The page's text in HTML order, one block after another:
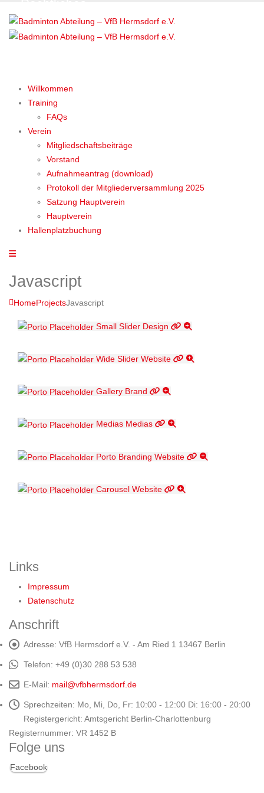
Willkommen
Training
FAQs
Verein
Mitgliedschaftsbeiträge
Vorstand
Aufnahmeantrag (download)
Protokoll der Mitgliederversammlung 2025
Satzung Hauptverein
Hauptverein
Hallenplatzbuchung
Javascript
HomeProjectsJavascript
Small Slider Design
Wide Slider Website
Gallery Brand
Medias Medias
Porto Branding Website
Carousel Website
Links
Impressum
Datenschutz
Anschrift
Adresse: VfB Hermsdorf e.V. - Am Ried 1 13467 Berlin
Telefon: +49 (0)30 288 53 538
E-Mail: mail@vfbhermsdorf.de
Sprechzeiten: Mo, Mi, Do, Fr: 10:00 - 12:00 Di: 16:00 - 20:00
Registergericht: Amtsgericht Berlin-Charlottenburg
Registernummer: VR 1452 B
Folge uns
Facebook